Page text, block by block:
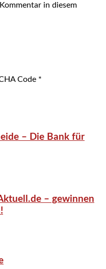
in diesem
Code *
– Die Bank für
– gewinnen